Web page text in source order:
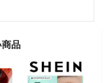
品